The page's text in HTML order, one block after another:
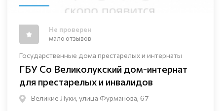
Государственные дома престарелых и интернаты
ГБУ Со Великолукский дом-интернат
для престарелых и инвалидов
Великие Луки, улица Фурманова, 67
Не проверен
мало отзывов